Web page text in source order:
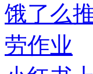
饿了么
劳作业